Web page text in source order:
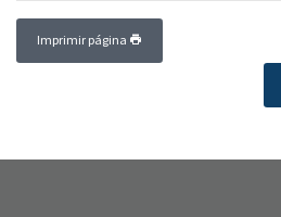
Imprimir página